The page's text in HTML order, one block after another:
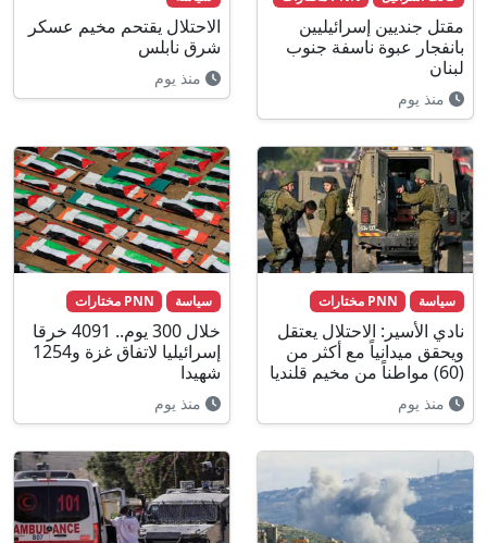
مقتل جنديين إسرائيليين
بانفجار عبوة ناسفة جنوب
لبنان
منذ يوم
الاحتلال يقتحم مخيم عسكر
شرق نابلس
منذ يوم
سياسة PNN مختارات
نادي الأسير: الاحتلال يعتقل
ويحقق ميدانياً مع أكثر من
(60) مواطناً من مخيم قلنديا
منذ يوم
سياسة PNN مختارات
خلال 300 يوم.. 4091 خرقا
إسرائيليا لاتفاق غزة و1254
شهيدا
منذ يوم